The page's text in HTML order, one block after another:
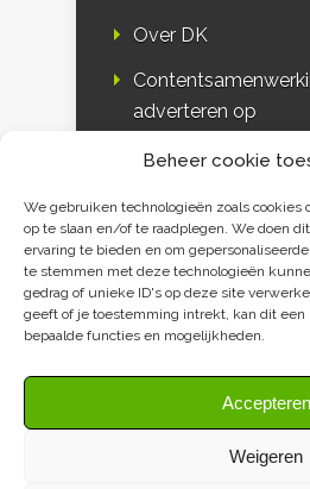
Beheer cookie
We gebruiken technologieën zoals cookies
op te slaan en/of te raadplegen. We doen
ervaring te bieden en om
te stemmen met deze technologieën
gedrag of unieke ID's op deze site
geeft of je toestemming intrekt, kan dit een
bepaalde functies en mogelijkheden.
Accepteren
Weigeren
Over DK
adverteren op
DK & media
Disclaimer
Privacy verklaring